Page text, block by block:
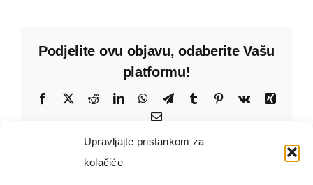
Upravljajte pristankom za
kolačiće
Podjelite ovu objavu, odaberite Vašu
platformu!
Facebook
X RedditLinkedInWhatsApp
TelegramTumblr Pinterest
Vk
Xing
Email: